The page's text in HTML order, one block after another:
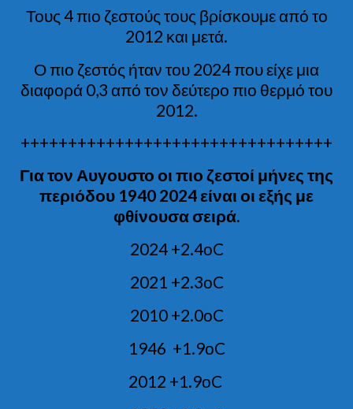
Τους 4 πιο ζεστούς τους βρίσκουμε από το
2012 και μετά.
Ο πιο ζεστός ήταν του 2024 που είχε μια
διαφορά 0,3 από τον δεύτερο πιο θερμό του
2012.
+++++++++++++++++++++++++++++++++
Για τον Αυγουστο οι πιο ζεστοί μήνες της
περιόδου 1940 2024 είναι οι εξής με
φθίνουσα σειρά.
2024 +2.4οC
2021 +2.3οC
2010 +2.0οC
1946 +1.9οC
2012 +1.9οC